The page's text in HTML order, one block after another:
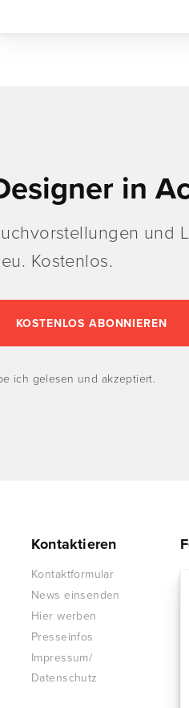
in
und
Kostenlos.
ich gelesen und akzeptiert.
Kontaktieren
Kontaktformular
News einsenden
Hier werben
Presseinfos
Impressum/
Datenschutz